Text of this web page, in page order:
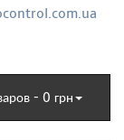
- 0 грн